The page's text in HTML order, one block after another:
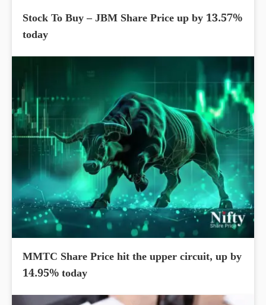
Stock To Buy – JBM Share Price up by 13.57%
today
MMTC Share Price hit the upper circuit, up by
14.95% today